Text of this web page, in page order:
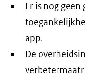
Er is nog
app.
De